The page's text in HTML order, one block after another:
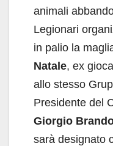
animali
Legionari
in palio la
Natale, ex
allo stesso
Presidente del
Giorgio
sarà designato